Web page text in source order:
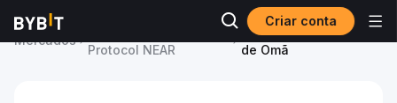
Criar conta
Mercados
Protocol NEAR
NEAR Protocol to Rial
de Omã